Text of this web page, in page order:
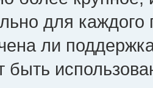
для каждого
ли
быть